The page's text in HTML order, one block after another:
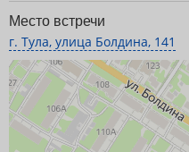
Место встречи
г. Тула, улица Болдина, 141